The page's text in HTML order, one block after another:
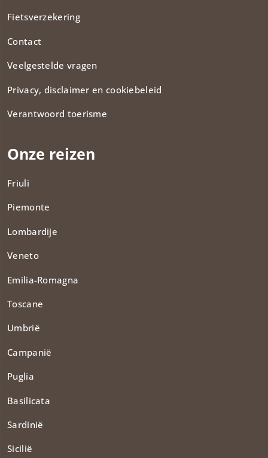
Fietsverzekering
Contact
Veelgestelde vragen
Privacy, disclaimer en cookiebeleid
Verantwoord toerisme
Onze reizen
Friuli
Piemonte
Lombardije
Veneto
Emilia-Romagna
Toscane
Umbrië
Campanië
Puglia
Basilicata
Sardinië
Sicilië